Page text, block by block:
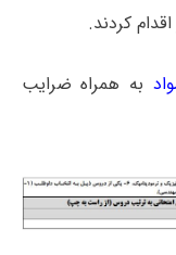
کردند.
به همراه ضرایب